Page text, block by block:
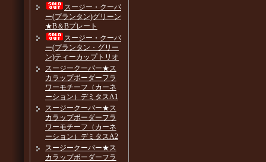
スージー・クーパ
ー(プランタン)グリーン
★B＆Bプレート
スージー・クーパ
ー(プランタン・グリー
ン)ティーカップトリオ
スージークーパー★ス
カラップボーダーフラ
ワーモチーフ（カーネ
ーション）デミタスA1
スージークーパー★ス
カラップボーダーフラ
ワーモチーフ（カーネ
ーション）デミタスA2
スージークーパー★ス
カラップボーダーフラ